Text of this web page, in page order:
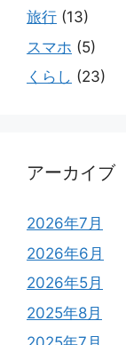
旅行 (13)
スマホ (5)
くらし (23)
アーカイブ
2026年7月
2026年6月
2026年5月
2025年8月